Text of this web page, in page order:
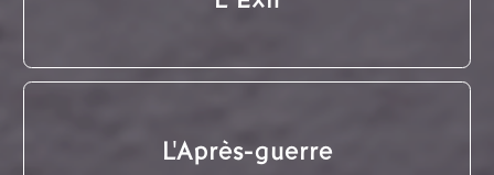
L'Après-guerre